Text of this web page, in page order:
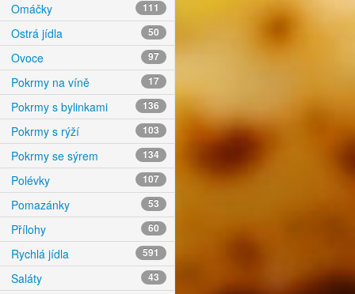
Omáčky 111
Ostrá jídla 50
Ovoce 97
Pokrmy na víně 17
Pokrmy s bylinkami 136
Pokrmy s rýží 103
Pokrmy se sýrem 134
Polévky 107
Pomazánky 53
Přílohy 60
Rychlá jídla 591
Saláty 43